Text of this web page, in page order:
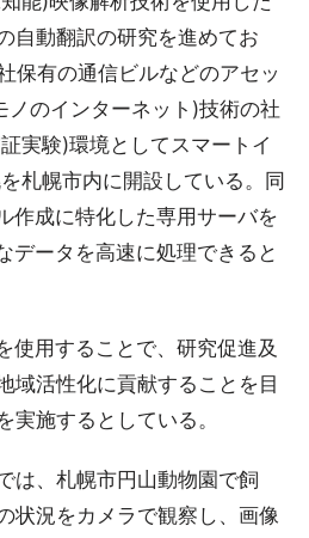
自動翻訳の研究を進めてお
保有の通信ビルなどのアセッ
ノのインターネット)技術の社
実験)環境としてスマートイ
札幌市内に開設している。同
作成に特化した専用サーバを
データを高速に処理できると
使用することで、研究促進及
域活性化に貢献することを目
実施するとしている。
は、札幌市円山動物園で飼
状況をカメラで観察し、画像